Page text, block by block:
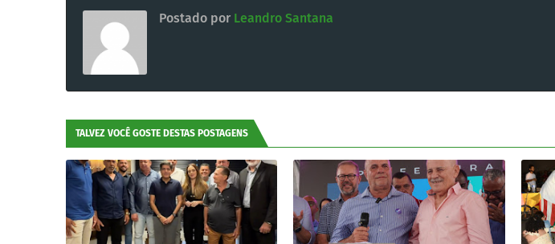
Postado por Leandro Santana
TALVEZ VOCÊ GOSTE DESTAS POSTAGENS